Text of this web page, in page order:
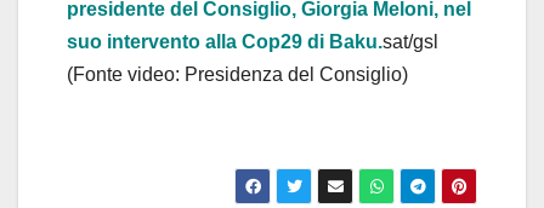
e
o
presidente del Consiglio, Giorgia Meloni, nel
suo intervento alla Cop29 di Baku.sat/gsl
(Fonte video: Presidenza del Consiglio)